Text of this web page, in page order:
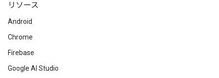
リソース
Android
Chrome
Firebase
Google AI Studio